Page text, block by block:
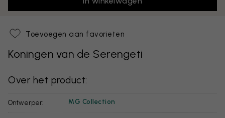
Toevoegen aan favorieten
Koningen van de Serengeti
Over het product:
Ontwerper: MG Collection